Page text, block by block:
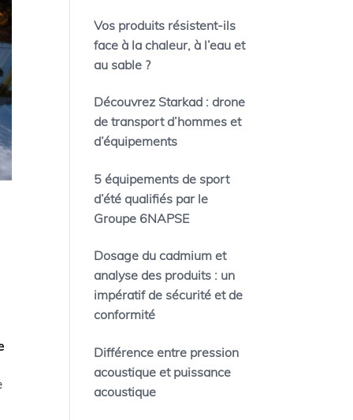
Vos produits résistent-ils
face à la chaleur, à l’eau et
au sable ?
Découvrez Starkad : drone
de transport d’hommes et
d’équipements
5 équipements de sport
d’été qualifiés par le
Groupe 6NAPSE
Dosage du cadmium et
analyse des produits : un
impératif de sécurité et de
conformité
Différence entre pression
acoustique et puissance
acoustique